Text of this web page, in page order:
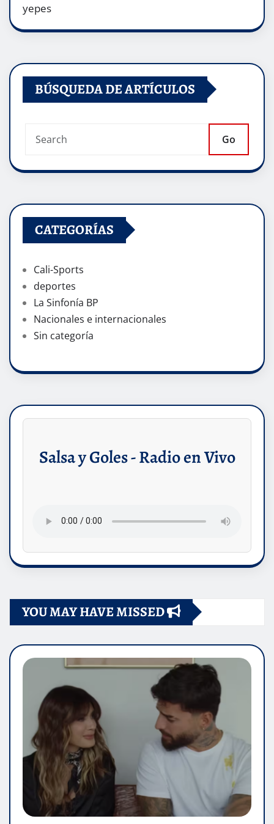
yepes
BÚSQUEDA DE ARTÍCULOS
Go
CATEGORÍAS
Cali-Sports
deportes
La Sinfonía BP
Nacionales e internacionales
Sin categoría
Salsa y Goles - Radio en Vivo
YOU MAY HAVE MISSED